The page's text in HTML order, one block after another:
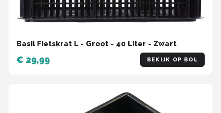
Basil Fietskrat L - Groot - 40 Liter - Zwart
€ 29,99 BEKIJK OP BOL